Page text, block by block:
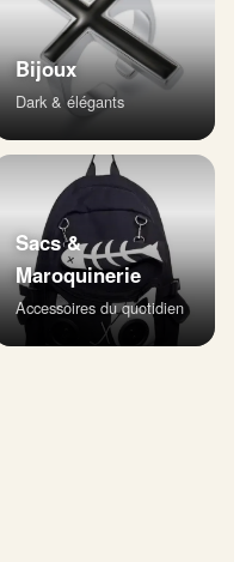
Bijoux
Dark & élégants
Sacs &
Maroquinerie
Accessoires du quotidien